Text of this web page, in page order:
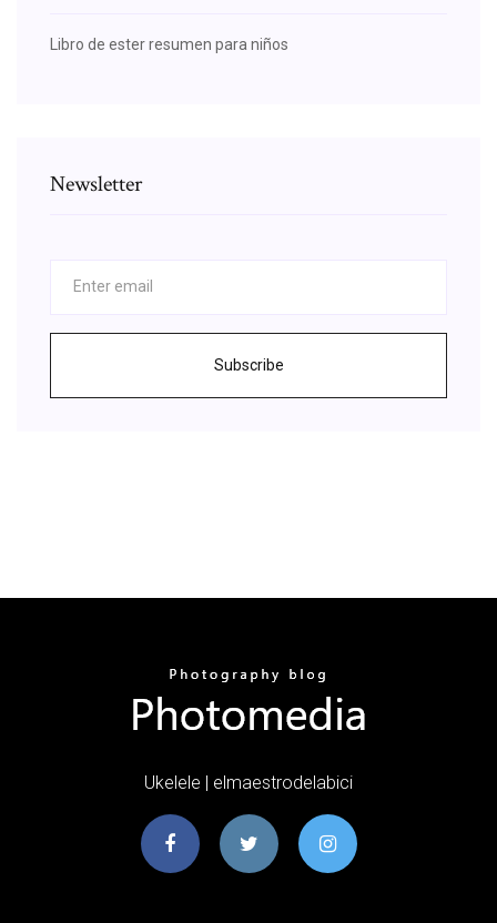
Libro de ester resumen para niños
Newsletter
Subscribe
Ukelele | elmaestrodelabici